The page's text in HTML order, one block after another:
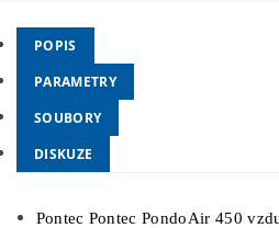
POPIS
PARAMETRY
SOUBORY
DISKUZE
Pontec Pontec PondoAir 450